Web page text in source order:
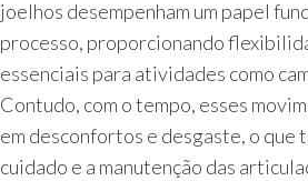
joelhos desempenham um papel
processo, proporcionando
essenciais para atividades como
Contudo, com o tempo, esses
em desconfortos e desgaste, o que
cuidado e a manutenção das